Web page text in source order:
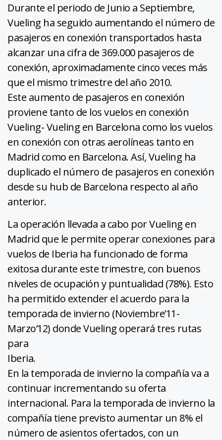
Durante el periodo de Junio a Septiembre,
Vueling ha seguido aumentando el número de
pasajeros en conexión transportados hasta
alcanzar una cifra de 369.000 pasajeros de
conexión, aproximadamente cinco veces más
que el mismo trimestre del año 2010.
Este aumento de pasajeros en conexión
proviene tanto de los vuelos en conexión
Vueling- Vueling en Barcelona como los vuelos
en conexión con otras aerolíneas tanto en
Madrid como en Barcelona. Así, Vueling ha
duplicado el número de pasajeros en conexión
desde su hub de Barcelona respecto al año
anterior.
La operación llevada a cabo por Vueling en
Madrid que le permite operar conexiones para
vuelos de Iberia ha funcionado de forma
exitosa durante este trimestre, con buenos
niveles de ocupación y puntualidad (78%). Esto
ha permitido extender el acuerdo para la
temporada de invierno (Noviembre’11-
Marzo’12) donde Vueling operará tres rutas
para
Iberia.
En la temporada de invierno la compañía va a
continuar incrementando su oferta
internacional. Para la temporada de invierno la
compañía tiene previsto aumentar un 8% el
número de asientos ofertados, con un